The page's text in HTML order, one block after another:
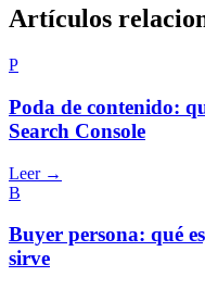
Artículos
P
Poda de contenido:
Search Console
Leer →
B
Buyer persona: qué
sirve